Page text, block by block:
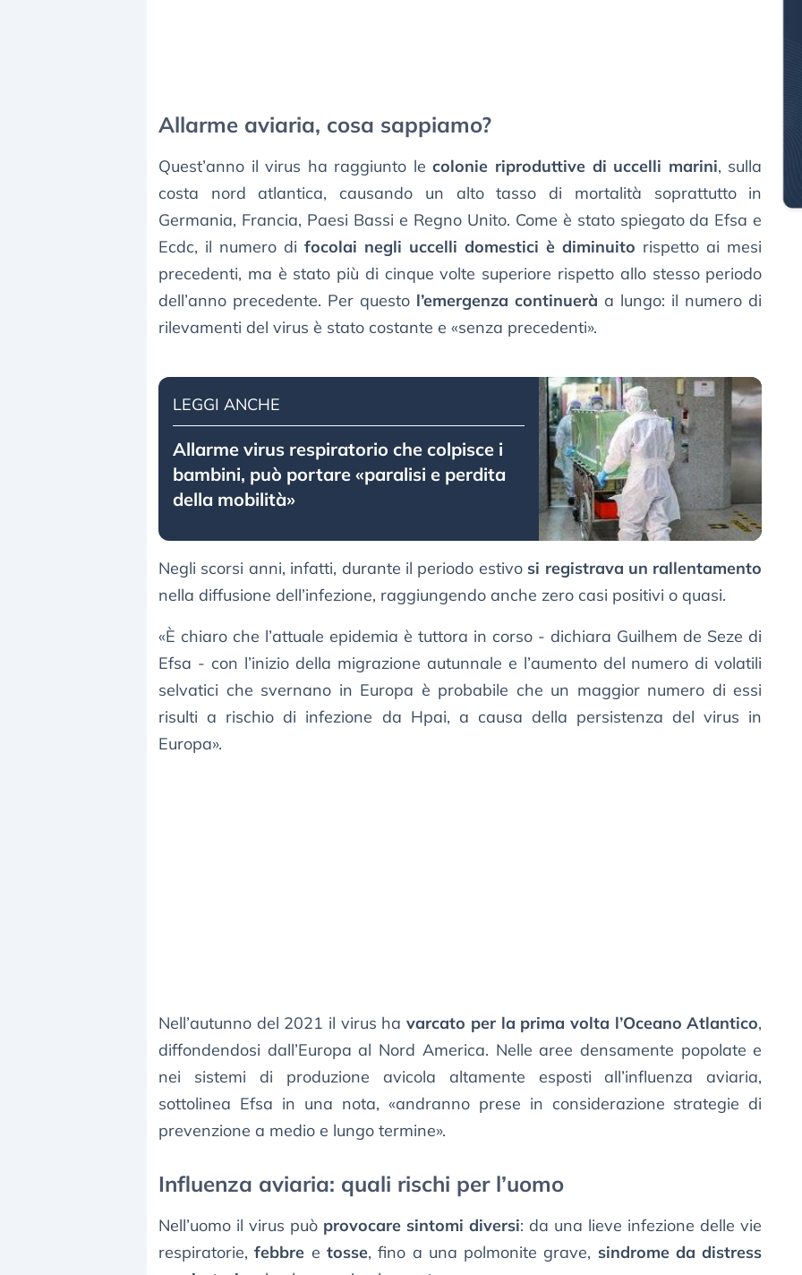
Allarme aviaria, cosa sappiamo?
Quest’anno il virus ha raggiunto lecolonie riproduttive di uccelli marini, sulla
costa nord atlantica, causando un alto tasso di mortalità soprattutto in
Germania, Francia, Paesi Bassi e Regno Unito. Come è stato spiegato da Efsa e
Ecdc, il numero difocolai negli uccelli domestici è diminuito rispetto ai mesi
precedenti, ma è stato più di cinque volte superiore rispetto allo stesso periodo
dell’anno precedente. Per questo l’emergenza continuerà a lungo: il numero di
rilevamenti del virus è stato costante e «senza precedenti».
LEGGI ANCHE
Allarme virus respiratorio che colpisce i
bambini, può portare «paralisi e perdita
della mobilità»
Negli scorsi anni, infatti, durante il periodo estivo si registrava un rallentamento
nella diffusione dell’infezione, raggiungendo anche zero casi positivi o quasi.
«È chiaro che l’attuale epidemia è tuttora in corso - dichiara Guilhem de Seze di
Efsa - con l’inizio della migrazione autunnale e l’aumento del numero di volatili
selvatici che svernano in Europa è probabile che un maggior numero di essi
risulti a rischio di infezione da Hpai, a causa della persistenza del virus in
Europa».
Nell’autunno del 2021 il virus havarcato per la prima volta l’Oceano Atlantico,
diffondendosi dall’Europa al Nord America. Nelle aree densamente popolate e
nei sistemi di produzione avicola altamente esposti all’influenza aviaria,
sottolinea Efsa in una nota, «andranno prese in considerazione strategie di
prevenzione a medio e lungo termine».
Influenza aviaria: quali rischi per l’uomo
Nell’uomo il virus può provocare sintomi diversi: da una lieve infezione delle vie
respiratorie,febbre e tosse, fino a una polmonite grave, sindrome da distress